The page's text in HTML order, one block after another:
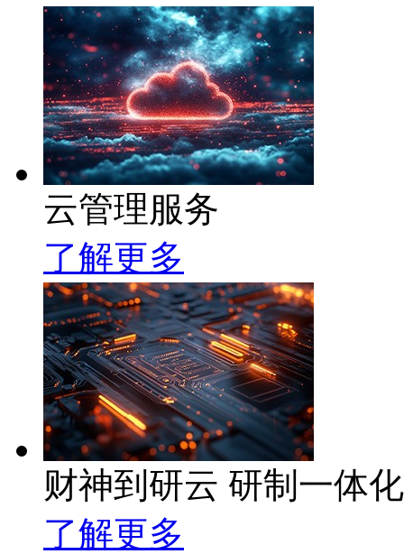
云管理服务
了解更多
财神到研云 研制一体
了解更多